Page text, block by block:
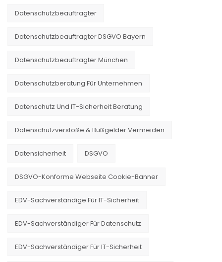
Datenschutzbeauftragter
Datenschutzbeauftragter DSGVO Bayern
Datenschutzbeauftragter München
Datenschutzberatung Für Unternehmen
Datenschutz Und IT-Sicherheit Beratung
Datenschutzverstöße & Bußgelder Vermeiden
Datensicherheit DSGVO
DSGVO-Konforme Webseite Cookie-Banner
EDV-Sachverständige Für IT-Sicherheit
EDV-Sachverständiger Für Datenschutz
EDV-Sachverständiger Für IT-Sicherheit